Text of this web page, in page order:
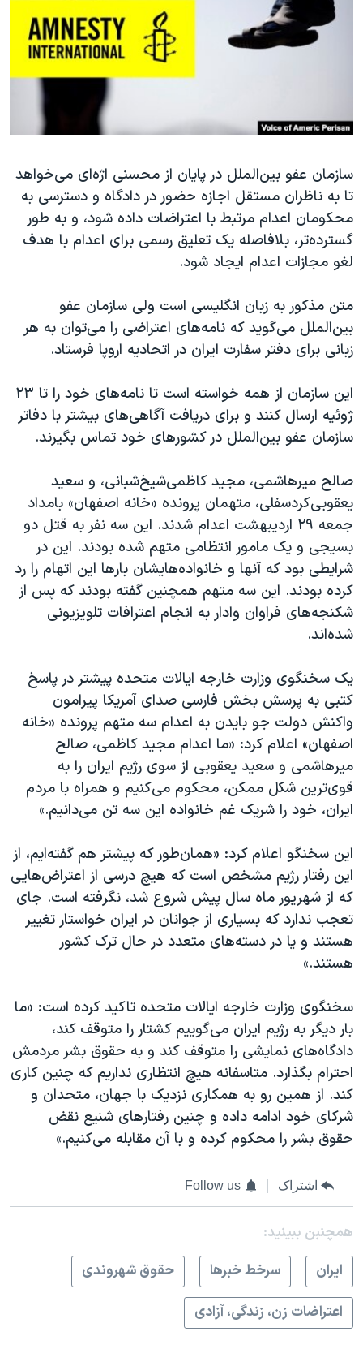
سازمان عفو بین‌‌الملل در پایان از محسنی اژه‌ای می‌خواهد
تا به ناظران مستقل اجازه حضور در دادگاه و دسترسی به
محکومان اعدام مرتبط با اعتراضات داده شود، و به طور
گسترده‌تر، بلافاصله یک تعلیق رسمی برای اعدام با هدف
لغو مجازات اعدام ایجاد شود.
متن مذکور به زبان انگلیسی است ولی سازمان عفو
بین‌الملل می‌گوید که نامه‌های اعتراضی را می‌توان به هر
زبانی برای دفتر سفارت ایران در اتحادیه اروپا فرستاد.
این سازمان از همه خواسته است تا نامه‌های خود را تا ۲۳
ژوئیه‌ ارسال کنند و برای دریافت آگاهی‌های بیشتر با دفاتر
سازمان عفو بین‌الملل در کشورهای خود تماس بگیرند.
صالح میرهاشمی، مجید کاظمی‌شیخ‌شبانی، و سعید
یعقوبی‌کردسفلی، متهمان پرونده «خانه ‌اصفهان» بامداد
جمعه ۲۹ اردیبهشت اعدام شدند. این سه نفر به قتل دو
بسیجی و یک مامور انتظامی متهم شده بودند. این در
شرایطی بود که آنها و خانواده‌هایشان بارها این اتهام را رد
کرده بودند. این سه متهم همچنین گفته بودند که پس از
شکنجه‌های فراوان وادار به انجام اعترافات تلویزیونی
شده‌اند.
یک سخنگوی وزارت خارجه ایالات متحده پیشتر در پاسخ
کتبی به پرسش بخش فارسی صدای آمریکا پیرامون
واکنش دولت جو بایدن به اعدام سه متهم پرونده «خانه
‌اصفهان» اعلام کرد: «ما اعدام مجید کاظمی، صالح
میرهاشمی و سعید یعقوبی از سوی رژیم ایران را به
قوی‌ترین شکل ممکن، محکوم می‌کنیم و همراه با مردم
ایران، خود را شریک غم خانواده این سه تن می‌دانیم.»
این سخنگو اعلام کرد: «همان‌طور که پیشتر هم گفته‌ایم، از
این رفتار رژیم مشخص است که هیچ درسی از اعتراض‌هایی
که از شهریور ماه سال پیش شروع شد، نگرفته است. جای
تعجب ندارد که بسیاری از جوانان در ایران خواستار تغییر
هستند و یا در دسته‌های متعدد در حال ترک کشور
هستند.»
سخنگوی وزارت خارجه ایالات متحده تاکید کرده است: «ما
بار دیگر به رژیم ایران می‌گوییم کشتار را متوقف کند،
دادگاه‌های نمایشی را متوقف کند و به حقوق بشر مردمش
احترام بگذارد. متاسفانه هیچ انتظاری نداریم که چنین کاری
کند. از همین رو به همکاری نزدیک با جهان، متحدان و
شرکای خود ادامه داده و چنین رفتارهای شنیع نقض
حقوق بشر را محکوم کرده و با آن مقابله می‌کنیم.»
اشتراک Follow us
همچنبن ببینید:
ايران
سرخط خبرها
حقوق شهروندی
اعتراضات زن، زندگی، آزادی